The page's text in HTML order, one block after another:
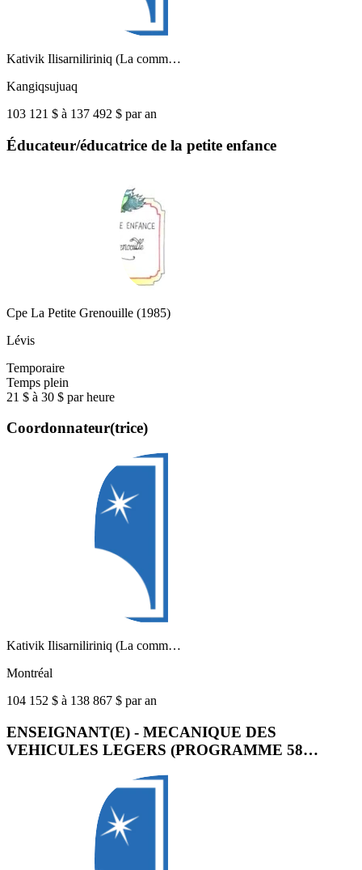
Kativik Ilisarniliriniq (La comm…
Kangiqsujuaq
103 121 $ à 137 492 $ par an
Éducateur/éducatrice de la petite enfance
Cpe La Petite Grenouille (1985)
Lévis
Temporaire
Temps plein
21 $ à 30 $ par heure
Coordonnateur(trice)
Kativik Ilisarniliriniq (La comm…
Montréal
104 152 $ à 138 867 $ par an
ENSEIGNANT(E) - MECANIQUE DES
VEHICULES LEGERS (PROGRAMME 58…